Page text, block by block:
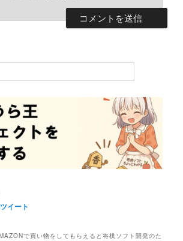
イート
で買い物をしてもらえると将棋ソフト開発のた